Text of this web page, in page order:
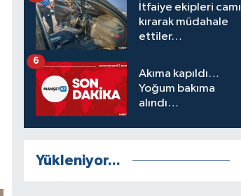
İtfaiye ekipleri camı
kırarak müdahale
ettiler…
Akıma kapıldı…
Yoğum bakıma
alındı…
6
Yükleniyor...